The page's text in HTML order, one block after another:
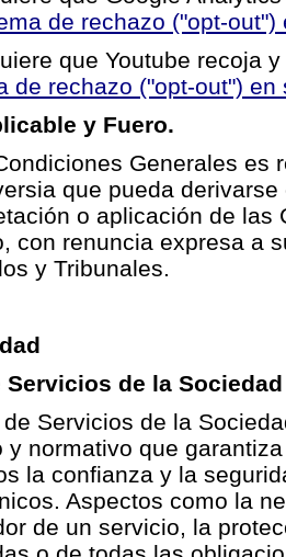
de rechazo ("opt-
que Youtube recoja
de rechazo ("opt-out") en
y Fuero.
Generales es
que pueda
o aplicación de las
con renuncia expresa a
y Tribunales.
Servicios de la
Servicios de la
y normativo que
la confianza y la
Aspectos como la
de un servicio, la